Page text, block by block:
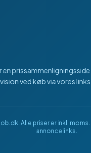
en
ved køb via vores links.
. Alle priser er inkl.
annoncelinks.